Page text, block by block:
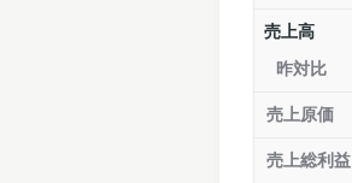
売上高
昨対比
売上原価
売上総利益